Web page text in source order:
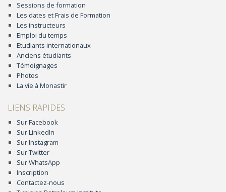
Sessions de formation
Les dates et Frais de Formation
Les instructeurs
Emploi du temps
Etudiants internationaux
Anciens étudiants
Témoignages
Photos
La vie à Monastir
LIENS RAPIDES
Sur Facebook
Sur LinkedIn
Sur Instagram
Sur Twitter
Sur WhatsApp
Inscription
Contactez-nous